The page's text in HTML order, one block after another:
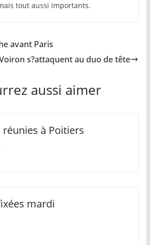
tout aussi importants.
avant Paris
s?attaquent au duo de tête
aussi aimer
réunies à Poitiers
mardi